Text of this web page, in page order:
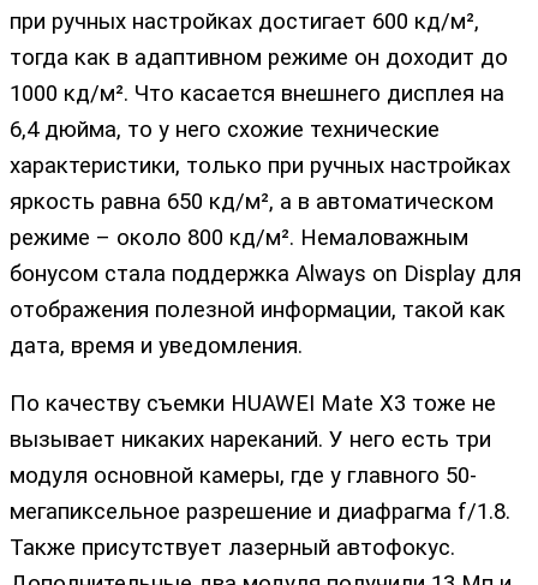
при ручных настройках достигает 600 кд/м²,
тогда как в адаптивном режиме он доходит до
1000 кд/м². Что касается внешнего дисплея на
6,4 дюйма, то у него схожие технические
характеристики, только при ручных настройках
яркость равна 650 кд/м², а в автоматическом
режиме – около 800 кд/м². Немаловажным
бонусом стала поддержка Always on Display для
отображения полезной информации, такой как
дата, время и уведомления.
По качеству съемки HUAWEI Mate X3 тоже не
вызывает никаких нареканий. У него есть три
модуля основной камеры, где у главного 50-
мегапиксельное разрешение и диафрагма f/1.8.
Также присутствует лазерный автофокус.